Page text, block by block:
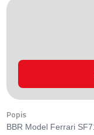
Popis
BBR Model Ferrari